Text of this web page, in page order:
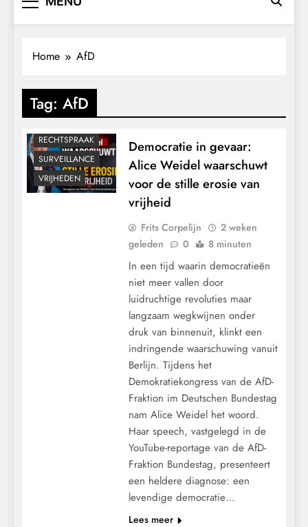
Home AfD
Tag: AfD
CENSUUR
GEOPOLITIEK
MACHT
POLITIEK
RECHTSPRAAK
SURVEILLANCE
VRIJHEDEN
Democratie in gevaar:
Alice Weidel waarschuwt
voor de stille erosie van
vrijheid
Frits Corpelijn
2 weken
geleden
0 8 minuten
In een tijd waarin democratieën
niet meer vallen door
luidruchtige revoluties maar
langzaam wegkwijnen onder
druk van binnenuit, klinkt een
indringende waarschuwing vanuit
Berlijn. Tijdens het
Demokratiekongress van de AfD-
Fraktion im Deutschen Bundestag
nam Alice Weidel het woord.
Haar speech, vastgelegd in de
YouTube-reportage van de AfD-
Fraktion Bundestag, presenteert
een heldere diagnose: een
levendige democratie…
Lees meer